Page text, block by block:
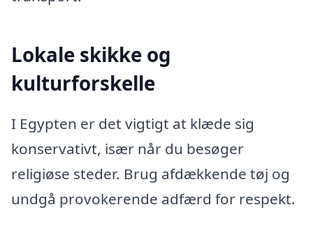
Lokale skikke og
kulturforskelle
I Egypten er det vigtigt at klæde sig
konservativt, især når du besøger
religiøse steder. Brug afdækkende tøj og
undgå provokerende adfærd for respekt.